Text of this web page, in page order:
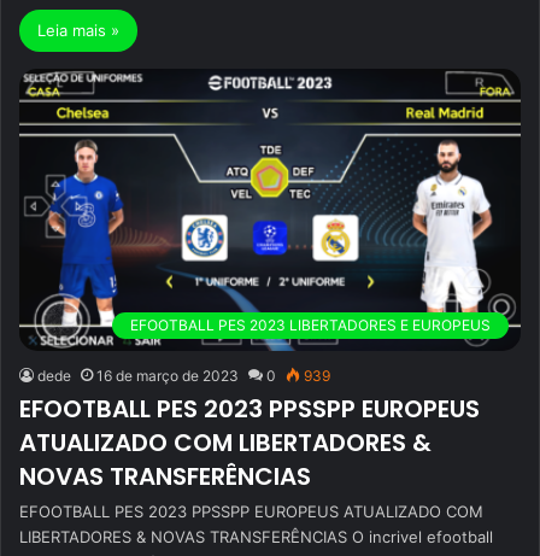
Leia mais »
EFOOTBALL PES 2023 LIBERTADORES E EUROPEUS
dede 16 de março de 2023 0 939
EFOOTBALL PES 2023 PPSSPP EUROPEUS
ATUALIZADO COM LIBERTADORES &
NOVAS TRANSFERÊNCIAS
EFOOTBALL PES 2023 PPSSPP EUROPEUS ATUALIZADO COM
LIBERTADORES & NOVAS TRANSFERÊNCIAS O incrivel efootball